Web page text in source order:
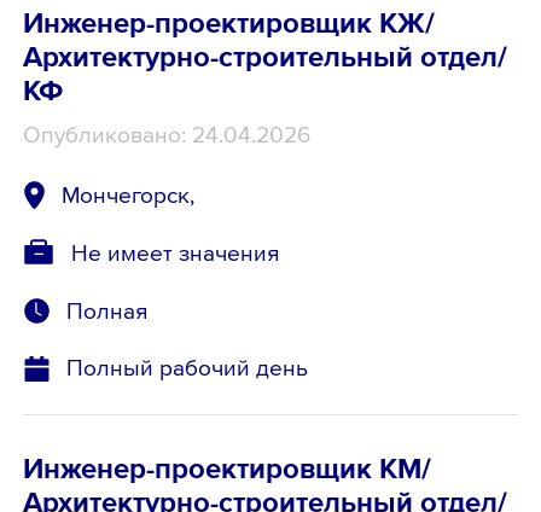
Инженер-проектировщик КЖ/
Архитектурно-строительный отдел/
КФ
Опубликовано: 24.04.2026
Мончегорск,
Не имеет значения
Полная
Полный рабочий день
Инженер-проектировщик КМ/
Архитектурно-строительный отдел/